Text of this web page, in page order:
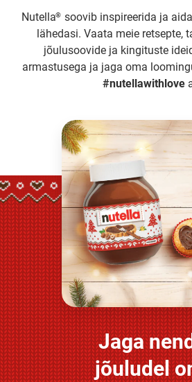
Nutella® soovib inspireerida ja
lähedasi. Vaata meie retsepte,
jõulusoovide ja kingituste
armastusega ja jaga oma
#nutellawithlove
Avasta
Jaga
jõuludel